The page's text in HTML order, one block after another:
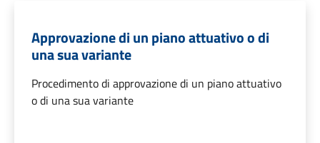
Approvazione di un piano attuativo o di
una sua variante
Procedimento di approvazione di un piano attuativo
o di una sua variante